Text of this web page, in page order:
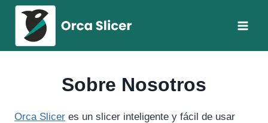
Saltar
contenido
Sobre Nosotros
Orca Slicer es un slicer inteligente y fácil de usar